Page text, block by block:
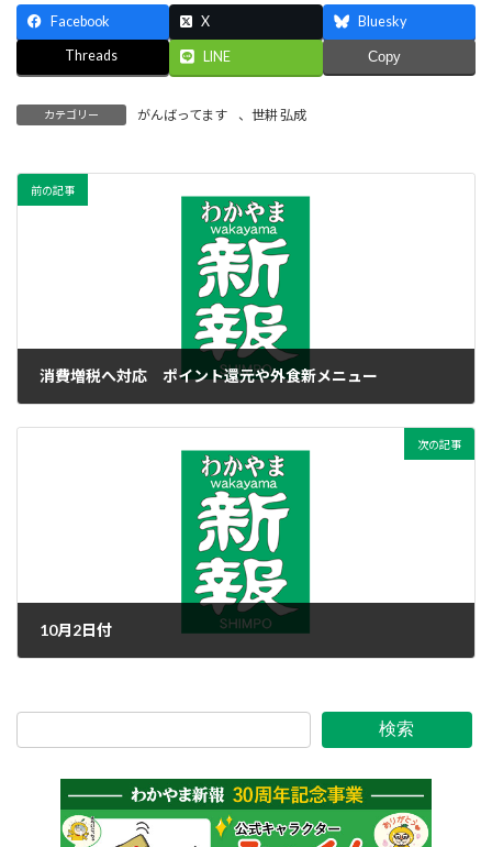
Facebook X Bluesky
Threads LINE Copy
カテゴリー がんばってます 、 世耕 弘成
前の記事
消費増税へ対応 ポイント還元や外食新メニュー
次の記事
10月2日付
検索